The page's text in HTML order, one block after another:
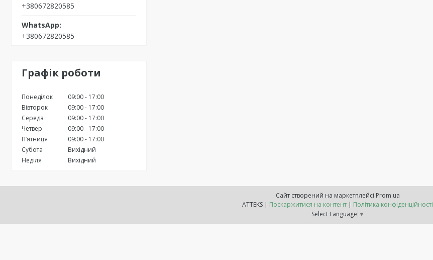
+380672820585
+380672820585
Графік роботи
Понеділок 09:00
17:00
Вівторок
09:00
17:00
Середа
09:00
17:00
Четвер
09:00
17:00
Пʼятниця
09:00
17:00
Субота
Вихідний
Неділя
Вихідний
Сайт створений на маркетплейсі Prom.ua
ATTEKS | Поскаржитися на контент | Політика конфіденційності
Select Language ▼